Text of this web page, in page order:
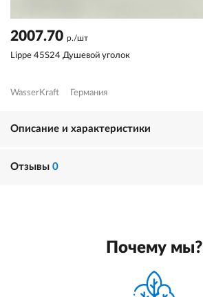
2007.70 р./шт
Lippe 45S24 Душевой уголок
WasserKraft Германия
Описание и характеристики
Отзывы 0
Почему мы?